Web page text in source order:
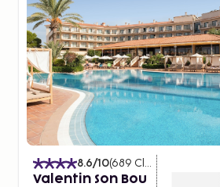
8.6/10(689 Classificações
Valentin Son Bou